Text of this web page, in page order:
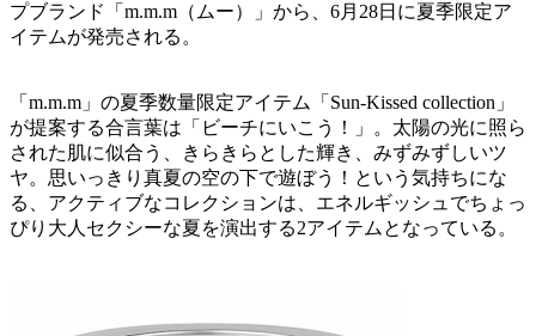
プブランド「m.m.m（ムー）」から、6月28日に夏季限定ア
イテムが発売される。
「m.m.m」の夏季数量限定アイテム「Sun-Kissed collection」
が提案する合言葉は「ビーチにいこう！」。太陽の光に照ら
された肌に似合う、きらきらとした輝き、みずみずしいツ
ヤ。思いっきり真夏の空の下で遊ぼう！という気持ちにな
る、アクティブなコレクションは、エネルギッシュでちょっ
ぴり大人セクシーな夏を演出する2アイテムとなっている。